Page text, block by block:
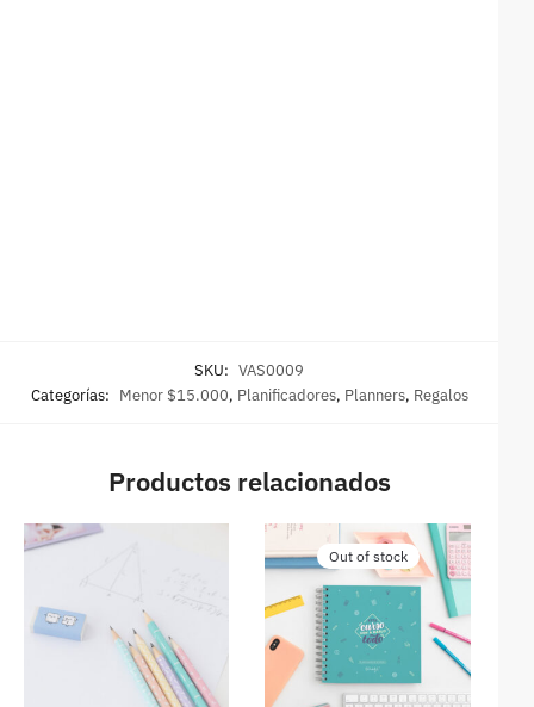
SKU: VAS0009
Categorías: Menor $15.000, Planificadores, Planners, Regalos
Productos relacionados
Out of stock